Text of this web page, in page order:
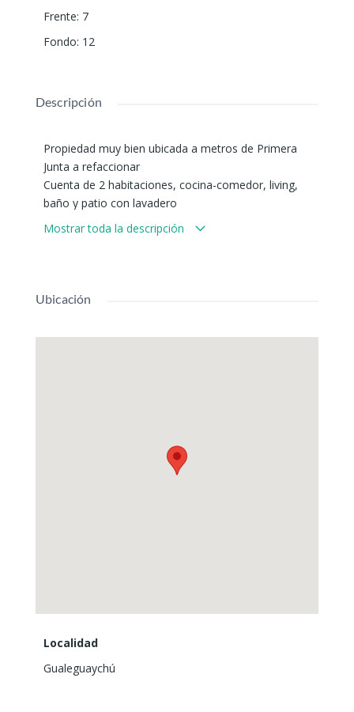
Frente: 7
Fondo: 12
Descripción
Propiedad muy bien ubicada a metros de Primera
Junta a refaccionar
Cuenta de 2 habitaciones, cocina-comedor, living,
baño y patio con lavadero
Permuta por duplex de 2 habitaciones
Mostrar toda la descripción
Ubicación
Localidad
Gualeguaychú